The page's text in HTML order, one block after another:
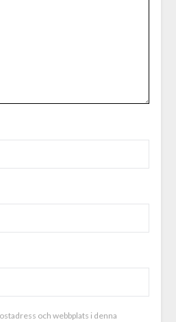
och webbplats i denna